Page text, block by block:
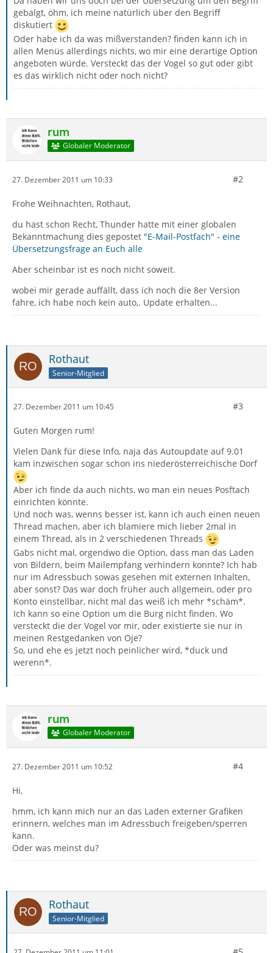
gebalgt, öhm, ich meine natürlich über den Begriff
diskutiert
Oder habe ich da was mißverstanden? finden kann ich in
allen Menüs allerdings nichts, wo mir eine derartige Option
angeboten würde. Versteckt das der Vogel so gut oder gibt
es das wirklich nicht oder noch nicht?
rum
Globaler Moderator
27. Dezember 2011 um 10:33 #2
Frohe Weihnachten, Rothaut,
du hast schon Recht, Thunder hatte mit einer globalen
Bekanntmachung dies gepostet "E-Mail-Postfach" - eine
Übersetzungsfrage an Euch alle
Aber scheinbar ist es noch nicht soweit.
wobei mir gerade auffällt, dass ich noch die 8er Version
fahre, ich habe noch kein auto,. Update erhalten...
Rothaut
Senior-Mitglied
27. Dezember 2011 um 10:45 #3
Guten Morgen rum!
Vielen Dank für diese Info, naja das Autoupdate auf 9.01
kam inzwischen sogar schon ins niederösterreichische Dorf
Aber ich finde da auch nichts, wo man ein neues Posftach
einrichten könnte.
Und noch was, wenns besser ist, kann ich auch einen neuen
Thread machen, aber ich blamiere mich lieber 2mal in
einem Thread, als in 2 verschiedenen Threads
Gabs nicht mal, orgendwo die Option, dass man das Laden
von Bildern, beim Mailempfang verhindern konnte? Ich hab
nur im Adressbuch sowas gesehen mit externen Inhalten,
aber sonst? Das war doch früher auch allgemein, oder pro
Konto einstellbar, nicht mal das weiß ich mehr *schäm*.
Ich kann so eine Option um die Burg nicht finden. Wo
versteckt die der Vogel vor mir, oder existierte sie nur in
meinen Restgedanken von Oje?
So, und ehe es jetzt noch peinlicher wird, *duck und
werenn*.
rum
Globaler Moderator
27. Dezember 2011 um 10:52 #4
Hi,
hmm, ich kann mich nur an das Laden externer Grafiken
erinnern, welches man im Adressbuch freigeben/sperren
kann.
Oder was meinst du?
Rothaut
Senior-Mitglied